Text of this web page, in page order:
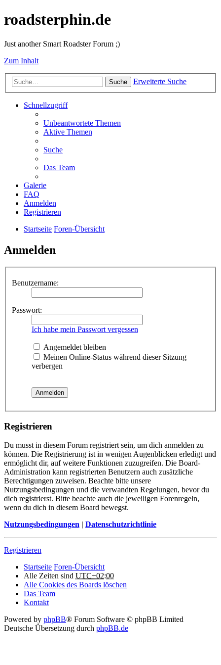
roadsterphin.de
Just another Smart Roadster Forum ;)
Zum Inhalt
Suche Erweiterte Suche
Schnellzugriff
Unbeantwortete Themen
Aktive Themen
Suche
Das Team
Galerie
FAQ
Anmelden
Registrieren
Startseite Foren-Übersicht
Anmelden
Benutzername:
Passwort:
Ich habe mein Passwort vergessen
Angemeldet bleiben
Meinen Online-Status während dieser Sitzung
verbergen
Registrieren
Du musst in diesem Forum registriert sein, um dich anmelden zu
können. Die Registrierung ist in wenigen Augenblicken erledigt und
ermöglicht dir, auf weitere Funktionen zuzugreifen. Die Board-
Administration kann registrierten Benutzern auch zusätzliche
Berechtigungen zuweisen. Beachte bitte unsere
Nutzungsbedingungen und die verwandten Regelungen, bevor du
dich registrierst. Bitte beachte auch die jeweiligen Forenregeln,
wenn du dich in diesem Board bewegst.
Nutzungsbedingungen | Datenschutzrichtlinie
Registrieren
Startseite Foren-Übersicht
Alle Zeiten sind UTC+02:00
Alle Cookies des Boards löschen
Das Team
Kontakt
Powered by phpBB® Forum Software © phpBB Limited
Deutsche Übersetzung durch phpBB.de